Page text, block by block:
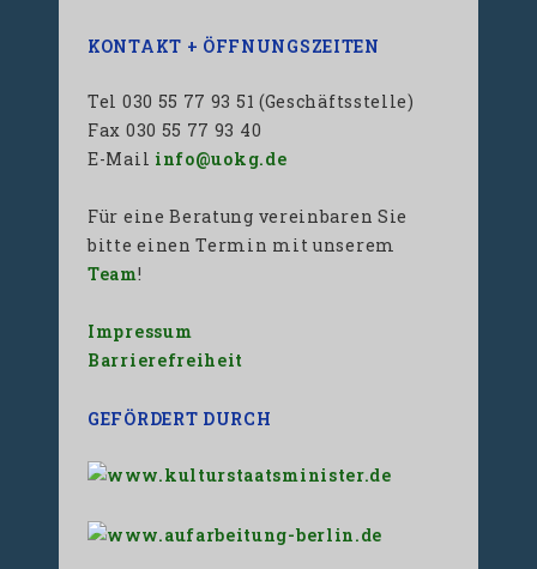
KONTAKT + ÖFFNUNGSZEITEN
Tel 030 55 77 93 51 (Geschäftsstelle)
Fax 030 55 77 93 40
E-Mail info@uokg.de
Für eine Beratung vereinbaren Sie
bitte einen Termin mit unserem
Team!
Impressum
Barrierefreiheit
GEFÖRDERT DURCH